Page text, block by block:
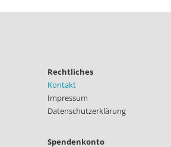
Rechtliches
Kontakt
Impressum
Datenschutzerklärung
Spendenkonto